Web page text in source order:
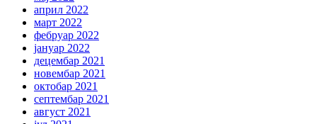
април 2022
март 2022
фебруар 2022
јануар 2022
децембар 2021
новембар 2021
октобар 2021
септембар 2021
август 2021